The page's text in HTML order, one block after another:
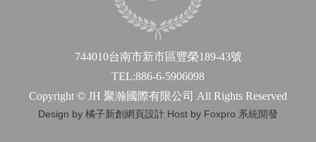
744010台南市新市區豐榮189-43號
TEL:886-6-5906098
Copyright © JH 聚瀚國際有限公司 All Rights Reserved
Design by 橘子新創網頁設計 Host by Foxpro 系統開發